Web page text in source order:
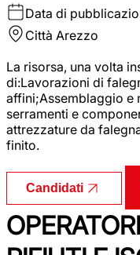
Data di
Città Arezzo
La risorsa, una volta
di:Lavorazioni di
affini;Assemblaggio e
serramenti e
attrezzature da
finito.
Candidati